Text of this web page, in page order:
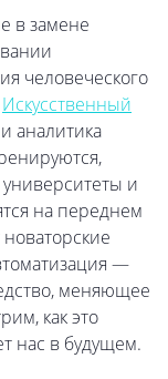
в замене
человеческого
Искусственный
аналитика
и
на переднем
—
меняющее
как это
нас в будущем.